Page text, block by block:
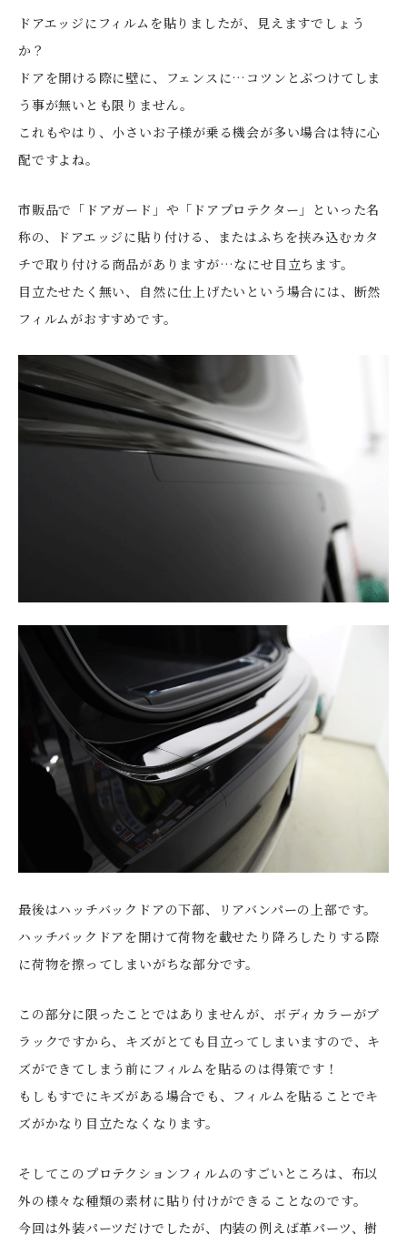
ドアエッジにフィルムを貼りましたが、見えますでしょう
か？
ドアを開ける際に壁に、フェンスに…コツンとぶつけてしま
う事が無いとも限りません。
これもやはり、小さいお子様が乗る機会が多い場合は特に心
配ですよね。
市販品で「ドアガード」や「ドアプロテクター」といった名
称の、ドアエッジに貼り付ける、またはふちを挟み込むカタ
チで取り付ける商品がありますが…なにせ目立ちます。
目立たせたく無い、自然に仕上げたいという場合には、断然
フィルムがおすすめです。
最後はハッチバックドアの下部、リアバンパーの上部です。
ハッチバックドアを開けて荷物を載せたり降ろしたりする際
に荷物を擦ってしまいがちな部分です。
この部分に限ったことではありませんが、ボディカラーがブ
ラックですから、キズがとても目立ってしまいますので、キ
ズができてしまう前にフィルムを貼るのは得策です！
もしもすでにキズがある場合でも、フィルムを貼ることでキ
ズがかなり目立たなくなります。
そしてこのプロテクションフィルムのすごいところは、布以
外の様々な種類の素材に貼り付けができることなのです。
今回は外装パーツだけでしたが、内装の例えば革パーツ、樹